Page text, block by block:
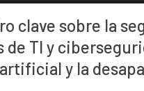
clave sobre la
de TI y
y la